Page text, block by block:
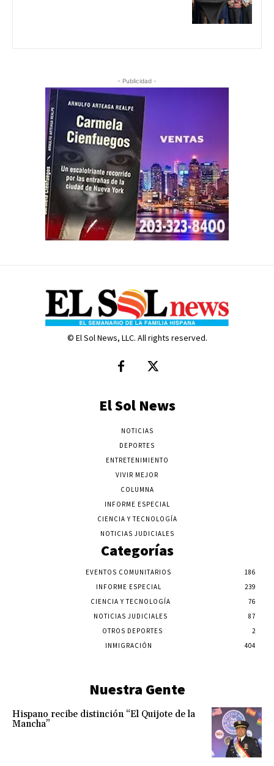
- Publicidad -
© El Sol News, LLC. All rights reserved.
El Sol News
NOTICIAS
DEPORTES
ENTRETENIMIENTO
VIVIR MEJOR
COLUMNA
INFORME ESPECIAL
CIENCIA Y TECNOLOGÍA
NOTICIAS JUDICIALES
Categorías
EVENTOS COMUNITARIOS
186
INFORME ESPECIAL
239
CIENCIA Y TECNOLOGÍA
76
NOTICIAS JUDICIALES
87
OTROS DEPORTES
2
INMIGRACIÓN
404
Nuestra Gente
Hispano recibe distinción “El Quijote de la
Mancha”